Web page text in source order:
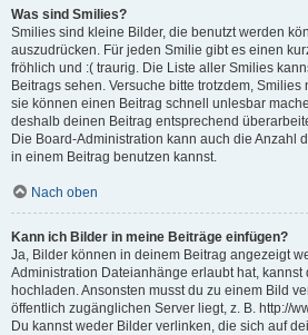
Was sind Smilies?
Smilies sind kleine Bilder, die benutzt werden
auszudrücken. Für jeden Smilie gibt es einen
fröhlich und :( traurig. Die Liste aller Smilies
Beitrags sehen. Versuche bitte trotzdem,
sie können einen Beitrag schnell unlesbar
deshalb deinen Beitrag entsprechend
Die Board-Administration kann auch die Anzahl
in einem Beitrag benutzen kannst.
Nach oben
Kann ich Bilder in meine Beiträge einfügen?
Ja, Bilder können in deinem Beitrag angezeigt
Administration Dateianhänge erlaubt hat, kannst
hochladen. Ansonsten musst du zu einem Bild
öffentlich zugänglichen Server liegt, z. B. http://
Du kannst weder Bilder verlinken, die sich auf